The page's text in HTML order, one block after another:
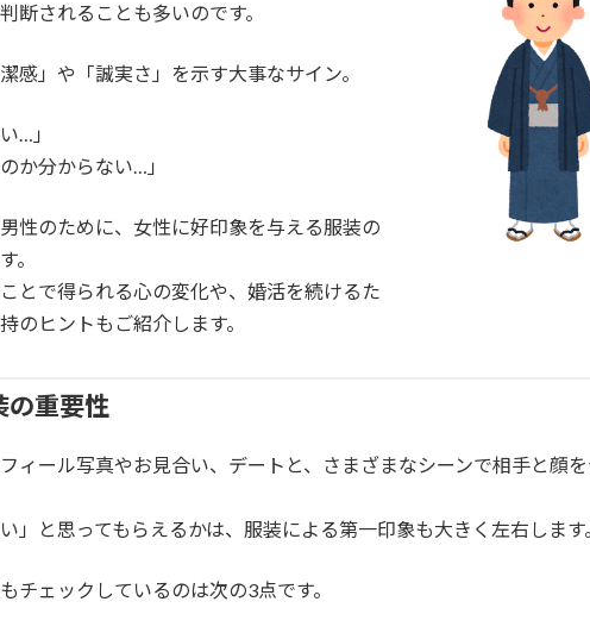
断されることも多いのです。
感」や「誠実さ」を示す大事なサイン。
…」
か分からない…」
性のために、女性に好印象を与える服装の
。
とで得られる心の変化や、婚活を続けるた
のヒントもご紹介します。
の重要性
ィール写真やお見合い、デートと、さまざまなシーンで相手と顔
」と思ってもらえるかは、服装による第一印象も大きく左右します
チェックしているのは次の3点です。